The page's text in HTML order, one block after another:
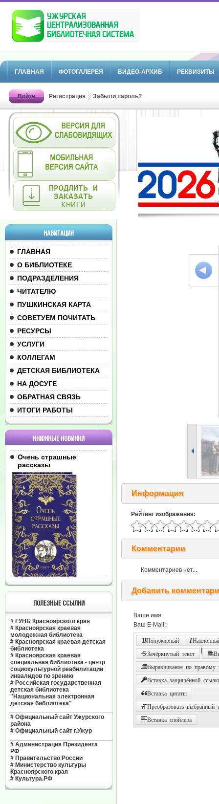
ГЛАВНАЯ ФОТОГАЛЕРЕЯ ВИДЕО-АРХИВ РЕКВИЗИТЫ
Войти Регистрация Забыли пароль?
НАВИГАЦИЯ
ГЛАВНАЯ
О БИБЛИОТЕКЕ
ПОДРАЗДЕЛЕНИЯ
ЧИТАТЕЛЮ
ПУШКИНСКАЯ КАРТА
СОВЕТУЕМ ПОЧИТАТЬ
РЕСУРСЫ
УСЛУГИ
КОЛЛЕГАМ
ДЕТСКАЯ БИБЛИОТЕКА
НА ДОСУГЕ
ОБРАТНАЯ СВЯЗЬ
ИТОГИ РАБОТЫ
КНИЖНЫЕ НОВИНКИ
Очень страшные
рассказы
ПОЛЕЗНЫЕ ССЫЛКИ
# ГУНБ Красноярского края
# Красноярская краевая
молодежная библиотека
# Красноярская краевая детская
библиотека
# Красноярская краевая
специальная библиотека - центр
социокультурной реабилитации
инвалидов по зрению
# Российская государственная
детская библиотека
"Национальная электронная
детская библиотека"
# Официальный сайт Ужурского
района
# Официальный сайт г.Ужур
# Администрация Президента
РФ
# Правительство России
# Министерство культуры
Красноярского края
# Культура.РФ
Информация
Рейтинг изображения:
Комментарии
Комментариев нет...
Добавить
Ваше имя:
Ваш E-Mail:
Полужирный
Зачёркнутый текст
Выравнивание по правому
Вставка защищённой
Вставка цитаты
Преобразовать выбранный
Вставка спойлера